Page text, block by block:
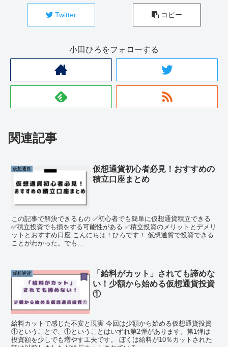
Twitter コピー
小田ひろをフォローする
関連記事
仮想通貨
仮想通貨初心者必見！おすすめの
積立口座まとめ
この記事で解決できるもの ✅初心者でも簡単に仮想通貨積立できる
✅積立投資でも損をする可能性がある ✅積立投資のメリットとデメリ
ットとおすすめ口座 こんにちは！ひろです！ 仮想通貨で投資できる
ことがわかった。でも...
仮想通貨
「給料がカット」されても諦めな
い！少額から始める仮想通貨投資
①
給料カットで感じた不安と現実 今回は少額から始める仮想通貨投資
①ということで、①ということはいずれ第2弾があります。第1弾は
投資額を少しでも増やす工夫です。 ぼくは給料が10％カットされた